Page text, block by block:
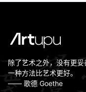
除了艺术之外，没有更
一种方法比艺术更好。
—— 歌德 Goethe